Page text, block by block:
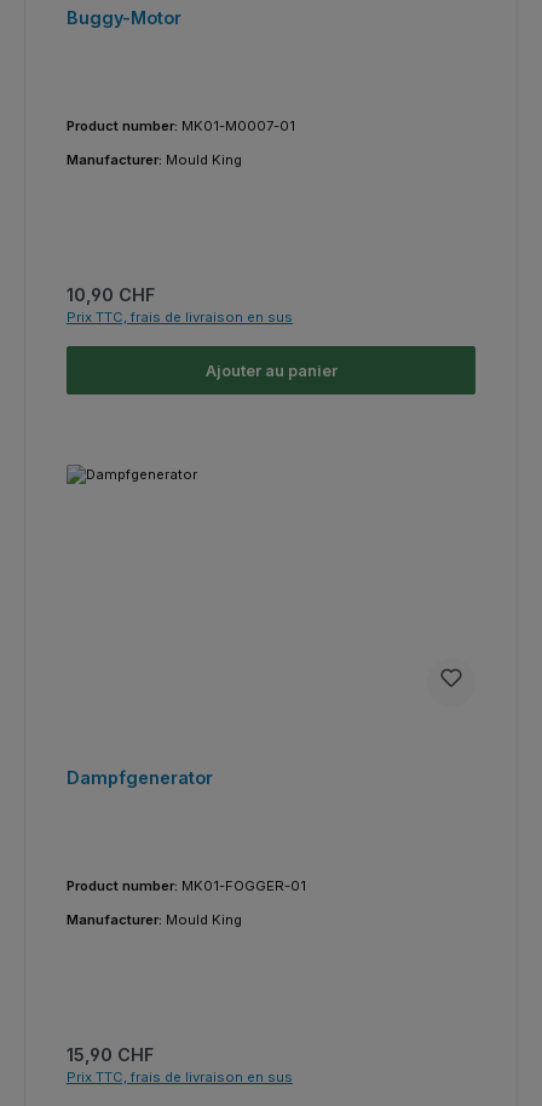
Buggy-Motor
Product number: MK01-M0007-01
Manufacturer: Mould King
Prix régulier :
10,90 CHF
Prix TTC, frais de livraison en sus
Ajouter au panier
Dampfgenerator
Product number: MK01-FOGGER-01
Manufacturer: Mould King
Prix régulier :
15,90 CHF
Prix TTC, frais de livraison en sus